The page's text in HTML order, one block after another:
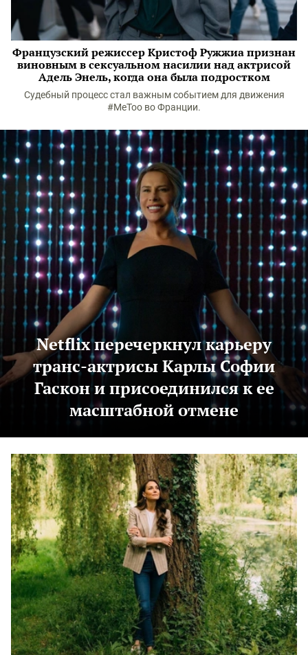
Французский режиссер Кристоф Ружжиа признан
виновным в сексуальном насилии над актрисой
Адель Энель, когда она была подростком
Судебный процесс стал важным событием для движения
#MeToo во Франции.
Netflix перечеркнул карьеру
транс-актрисы Карлы Софии
Гаскон и присоединился к ее
масштабной отмене